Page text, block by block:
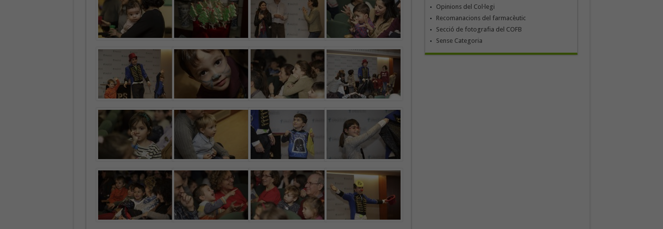
Opinions del Col·legi
Recomanacions del farmacèutic
Secció de fotografia del COFB
Sense Categoria